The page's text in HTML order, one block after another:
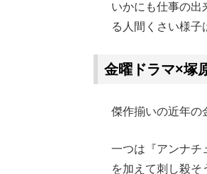
いかにも仕事の出
る人間くさい様子
金曜ドラマ×塚
傑作揃いの近年の
一つは『アンナチ
を加えて刺し殺そ